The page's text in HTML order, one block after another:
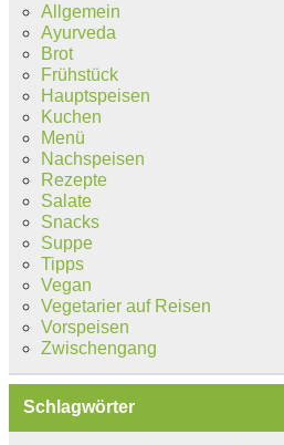
Allgemein
Ayurveda
Brot
Frühstück
Hauptspeisen
Kuchen
Menü
Nachspeisen
Rezepte
Salate
Snacks
Suppe
Tipps
Vegan
Vegetarier auf Reisen
Vorspeisen
Zwischengang
Schlagwörter